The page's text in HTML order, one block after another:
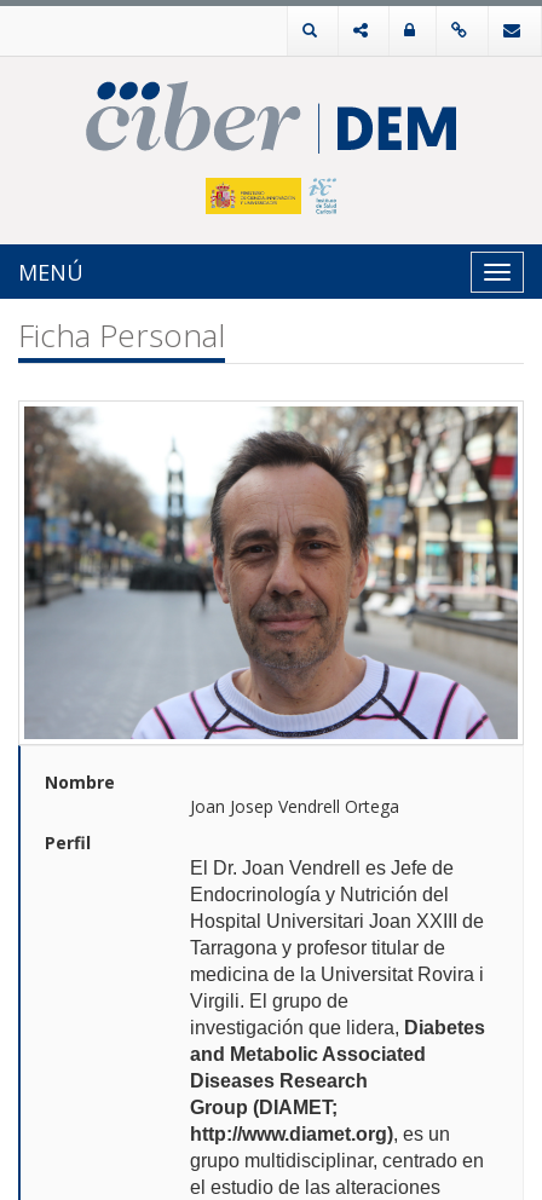
MENÚ
Ficha Personal
Nombre
Joan Josep Vendrell Ortega
Perfil
El Dr. Joan Vendrell es Jefe de
Endocrinología y Nutrición del
Hospital Universitari Joan XXIII de
Tarragona y profesor titular de
medicina de la Universitat Rovira i
Virgili. E l grupo de
investigación que lidera, Diabetes
and Metabolic Associated
Diseases Research
Group (DIAMET;
http://www.diamet.org), es un
grupo multidisciplinar, centrado en
el estudio de las alteraciones